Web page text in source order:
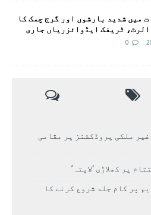
میں شدید بارشوں اور گرج چمک کا
ٹریفک ایڈوائزریاں جاری
0
ملکی پروڈکشنز پر مقامی
پر کھلاڑی ‘لاپتہ’
پر کام جلد شروع کرنے کا